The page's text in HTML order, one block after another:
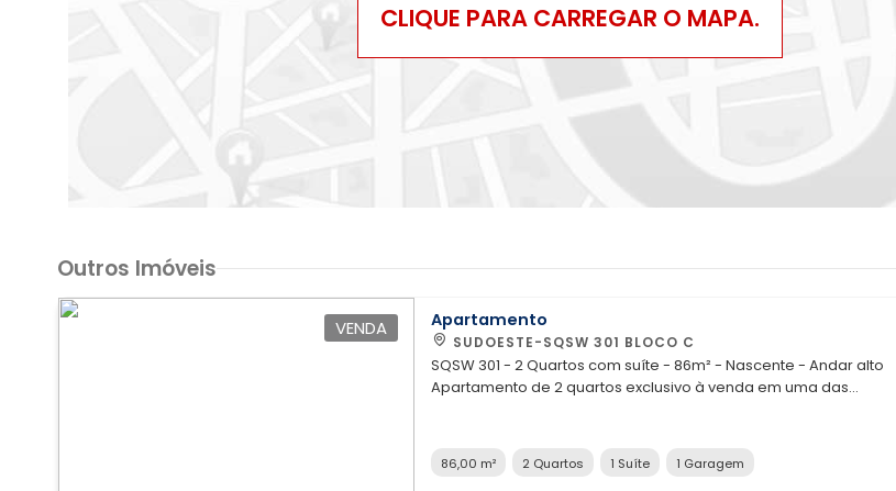
CLIQUE PARA CARREGAR O MAPA.
Outros Imóveis
VENDA Apartamento
SUDOESTE-SQSW 301 BLOCO C
SQSW 301 - 2 Quartos com suíte - 86m² - Nascente - Andar alto
Apartamento de 2 quartos exclusivo à venda em uma das
ambiente com varanda estendida; - Cozinha independente
integrada com área de serviço com armários; - Banheiro social; -
86,00 m² 2 Quartos 1 Suíte 1 Garagem